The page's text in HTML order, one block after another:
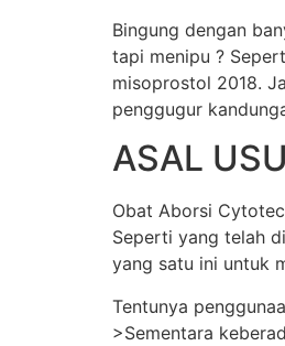
Bingung dengan
tapi menipu ?
misoprostol 2018.
penggugur
ASAL
Obat Aborsi
Seperti yang telah
yang satu ini untuk
Tentunya
>Sementara